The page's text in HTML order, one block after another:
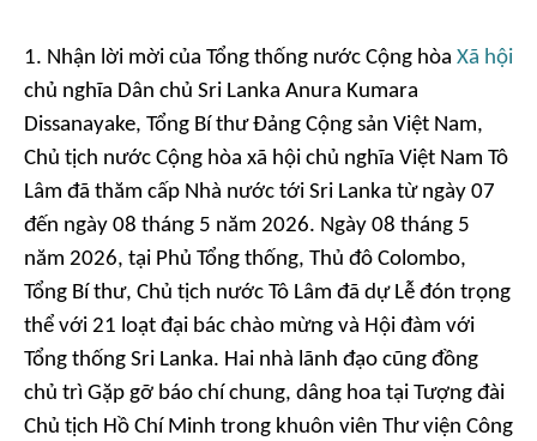
1. Nhận lời mời của Tổng thống nước Cộng hòa Xã hội
chủ nghĩa Dân chủ Sri Lanka Anura Kumara
Dissanayake, Tổng Bí thư Đảng Cộng sản Việt Nam,
Chủ tịch nước Cộng hòa xã hội chủ nghĩa Việt Nam Tô
Lâm đã thăm cấp Nhà nước tới Sri Lanka từ ngày 07
đến ngày 08 tháng 5 năm 2026. Ngày 08 tháng 5
năm 2026, tại Phủ Tổng thống, Thủ đô Colombo,
Tổng Bí thư, Chủ tịch nước Tô Lâm đã dự Lễ đón trọng
thể với 21 loạt đại bác chào mừng và Hội đàm với
Tổng thống Sri Lanka. Hai nhà lãnh đạo cũng đồng
chủ trì Gặp gỡ báo chí chung, dâng hoa tại Tượng đài
Chủ tịch Hồ Chí Minh trong khuôn viên Thư viện Công